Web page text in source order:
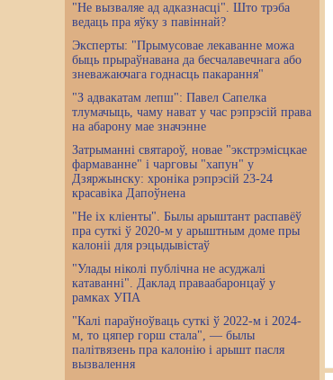
"Не вызваляе ад адказнасці". Што трэба
ведаць пра яўку з павіннай?
Эксперты: "Прымусовае лекаванне можа
быць прыраўнавана да бесчалавечнага або
зневажаючага годнасць пакарання"
"З адвакатам лепш": Павел Сапелка
тлумачыць, чаму нават у час рэпрэсій права
на абарону мае значэнне
Затрыманні святароў, новае "экстрэмісцкае
фармаванне" і чарговы "хапун" у
Дзяржынску: хроніка рэпрэсій 23-24
красавіка Дапоўнена
"Не іх кліенты". Былы арыштант распавёў
пра суткі ў 2020-м у арыштным доме пры
калоніі для рэцыдывістаў
"Улады ніколі публічна не асуджалі
катаванні". Даклад праваабаронцаў у
рамках УПА
"Калі параўноўваць суткі ў 2022-м і 2024-
м, то цяпер горш стала", — былы
палітвязень пра калонію і арышт пасля
вызвалення